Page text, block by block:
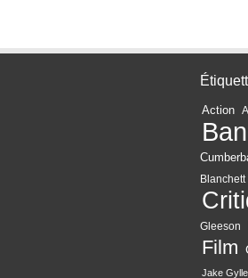
Action
Blanchett
Gleeson
Film
Jake